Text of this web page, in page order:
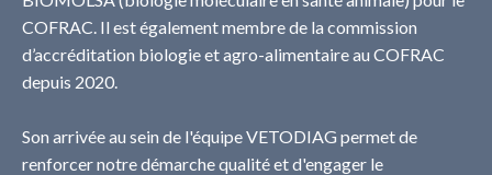
COFRAC. Il est également membre de la commission
d’accréditation biologie et agro-alimentaire au COFRAC
depuis 2020.
Son arrivée au sein de l'équipe VETODIAG permet de
renforcer notre démarche qualité et d'engager le